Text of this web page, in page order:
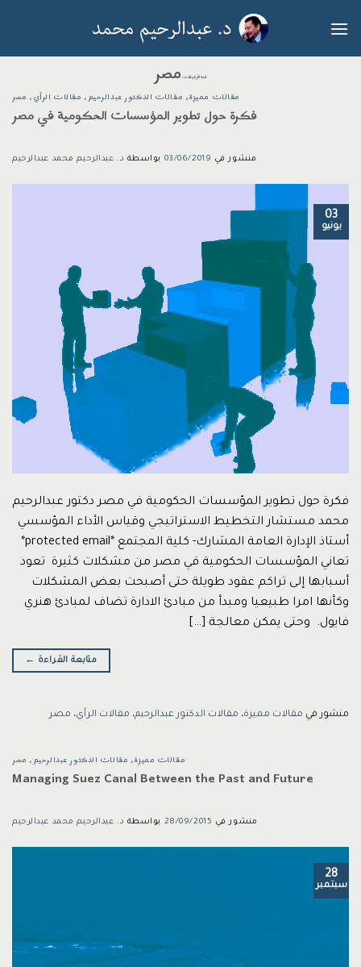
للمحتوى
فئة الآرشيفات: مصر
مقالات مميزة، مقالات الدكتور عبدالرحيم، مقالات الرأي، مصر
فكرة حول تطوير المؤسسات الحكومية في مصر
منشور في 03/06/2019 بواسطة د. عبدالرحيم محمد عبدالرحيم
03
يونيو
فكرة حول تطوير المؤسسات الحكومية في مصر دكتور عبدالرحيم
محمد مستشار التخطيط الاستراتيجي وقياس الأداء المؤسسي
أستاذ الإدارة العامة المشارك- كلية المجتمع *protected email*
تعاني المؤسسات الحكومية في مصر من مشكلات كثيرة تعود
أسبابها إلى تراكم عقود طويلة حتى أصبحت بعض المشكلات
وكأنها امرا طبيعيا ومبدأ من مبادئ الادارة تضاف لمبادئ هنري
فايول. وحتى يمكن معالجة […]
متابعة القراءة ←
منشور في مقالات مميزة، مقالات الدكتور عبدالرحيم، مقالات الرأي، مصر
مقالات مميزة، مقالات الدكتور عبدالرحيم، مصر
Managing Suez Canal Between the Past and Future
منشور في 28/09/2015 بواسطة د. عبدالرحيم محمد عبدالرحيم
28
سبتمبر